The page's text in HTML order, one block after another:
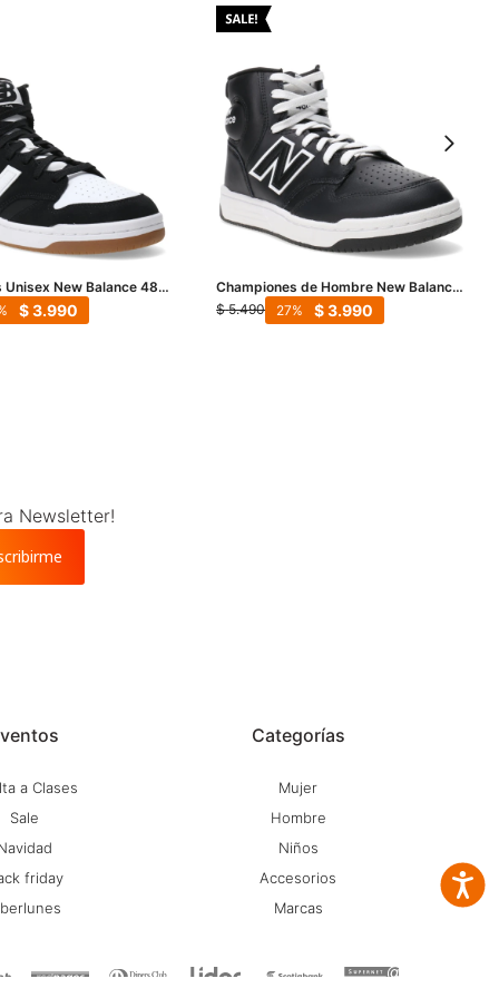
Unisex New Balance 480
$3.990
Championes de Hombre New Balance
- Negro - Blanco
$ 5.490 $3.990
27
a Clases
Sale
friday
Categorías
Mujer
Hombre
Niños
Accesorios
Marcas
Newsletter!